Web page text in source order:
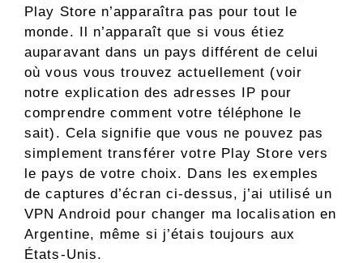
Play Store n’apparaîtra pas pour tout le
monde. Il n’apparaît que si vous étiez
auparavant dans un pays différent de celui
où vous vous trouvez actuellement (voir
notre explication des adresses IP pour
comprendre comment votre téléphone le
sait). Cela signifie que vous ne pouvez pas
simplement transférer votre Play Store vers
le pays de votre choix. Dans les exemples
de captures d’écran ci-dessus, j’ai utilisé un
VPN Android pour changer ma localisation en
Argentine, même si j’étais toujours aux
États-Unis.